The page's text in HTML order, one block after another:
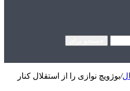
/بوژویچ نوازی را از استقلال کنار